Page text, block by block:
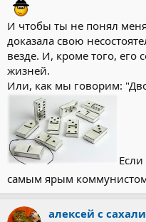
И чтобы ты не понял
доказала свою
везде. И, кроме того,
жизней.
Или, как мы говорим:
самым ярым
алексей с